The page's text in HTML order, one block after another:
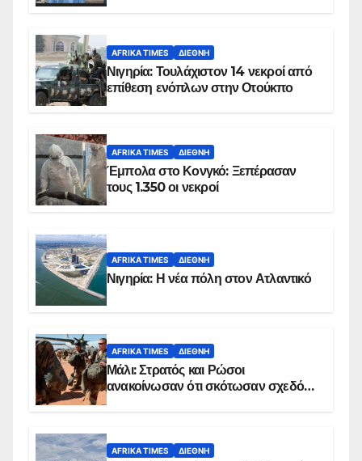
AFRIKA TIMES ΔΙΕΘΝΉ
Νιγηρία: Τουλάχιστον 14 νεκροί από
επίθεση ενόπλων στην Οτούκπο
AFRIKA TIMES ΔΙΕΘΝΉ
Έμπολα στο Κονγκό: Ξεπέρασαν
τους 1.350 οι νεκροί
AFRIKA TIMES ΔΙΕΘΝΉ
Νιγηρία: Η νέα πόλη στον Ατλαντικό
AFRIKA TIMES ΔΙΕΘΝΉ
Μάλι: Στρατός και Ρώσοι
ανακοίνωσαν ότι σκότωσαν σχεδόν
AFRIKA TIMES ΔΙΕΘΝΉ